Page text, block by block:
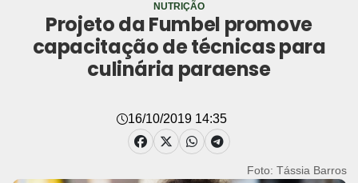
NUTRIÇÃO
Projeto da Fumbel promove
capacitação de técnicas para
culinária paraense
16/10/2019 14:35
Foto: Tássia Barros